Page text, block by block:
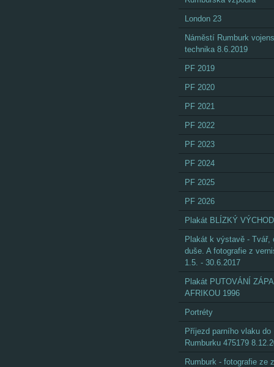
London 23
Náměstí Rumburk
technika 8.6.2019
PF 2019
PF 2020
PF 2021
PF 2022
PF 2023
PF 2024
PF 2025
PF 2026
Plakát BLÍZKÝ
Plakát k výstavě - Tvář,
duše. A fotografie z
1.5. - 30.6.2017
Plakát PUTOVÁNÍ
AFRIKOU 1996
Portréty
Příjezd parního vlaku do
Rumburku 475179
Rumburk - fotografie ze